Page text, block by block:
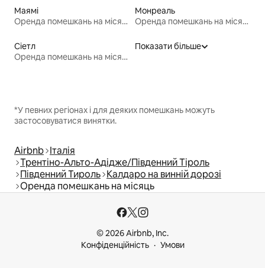
Маямі
Оренда помешкань на місяць
Монреаль
Оренда помешкань на місяць
Сіетл
Оренда помешкань на місяць
Показати більше
*У певних регіонах і для деяких помешкань можуть
застосовуватися винятки.
Airbnb Італія
Трентіно-Альто-Адідже/Південний Тіроль
Південний Тироль Калдаро на винній дорозі
Оренда помешкань на місяць
© 2026 Airbnb, Inc.
Конфіденційність
Умови